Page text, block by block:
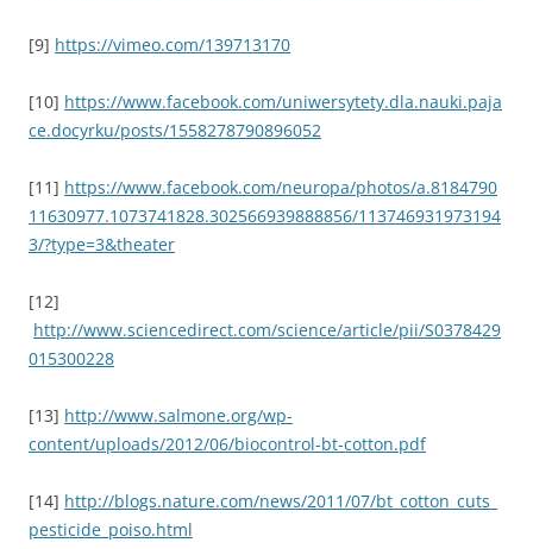
[9] https://vimeo.com/139713170
[10] https://www.facebook.com/uniwersytety.dla.nauki.paja
ce.docyrku/posts/1558278790896052
[11] https://www.facebook.com/neuropa/photos/a.8184790
11630977.1073741828.302566939888856/113746931973194
3/?type=3&theater
[12]
http://www.sciencedirect.com/science/article/pii/S0378429
015300228
[13] http://www.salmone.org/wp-
content/uploads/2012/06/biocontrol-bt-cotton.pdf
[14] http://blogs.nature.com/news/2011/07/bt_cotton_cuts_
pesticide_poiso.html